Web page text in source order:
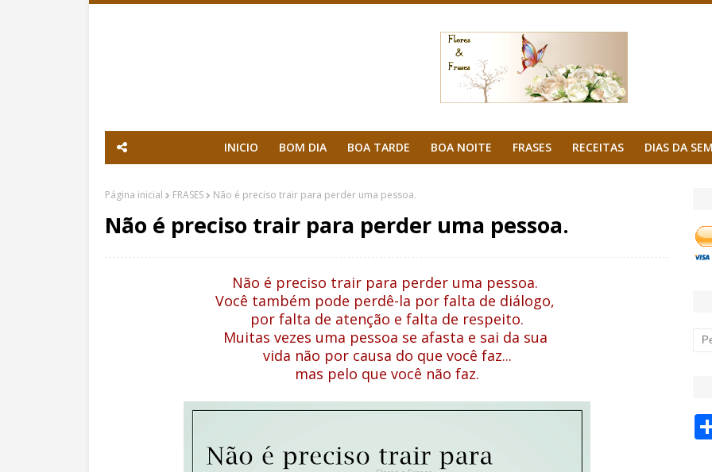
INICIO BOM DIA BOA TARDE BOA NOITE FRASES RECEITAS DIAS DA
Página inicial FRASES Não é preciso trair para perder uma pessoa.
Não é preciso trair para perder uma pessoa.
Não é preciso trair para perder uma pessoa.
Você também pode perdê-la por falta de diálogo,
por falta de atenção e falta de respeito.
Muitas vezes uma pessoa se afasta e sai da sua
vida não por causa do que você faz...
mas pelo que você não faz.